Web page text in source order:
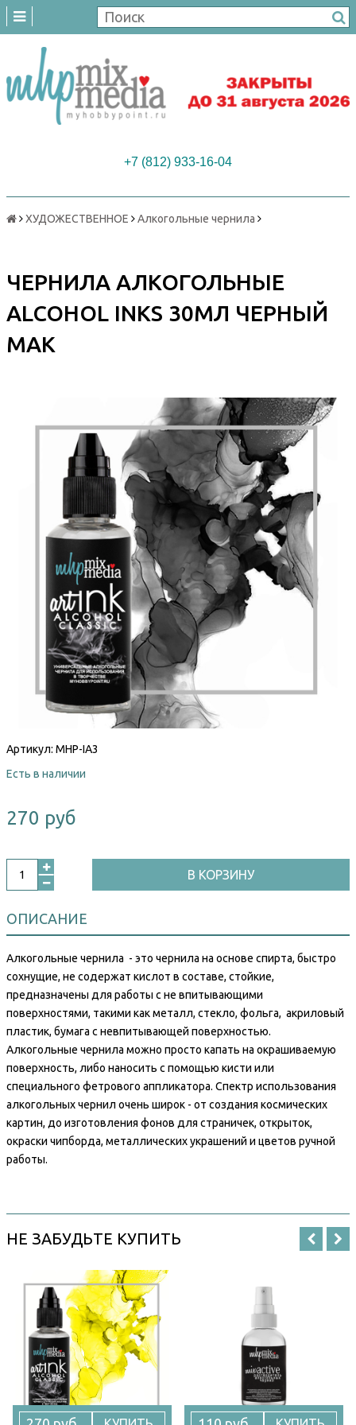
+7 (812) 933-16-04
ХУДОЖЕСТВЕННОЕ Алкогольные чернила
ЧЕРНИЛА АЛКОГОЛЬНЫЕ
ALCOHOL INKS 30МЛ ЧЕРНЫЙ
МАК
Артикул: MHP-IA3
Есть в наличии
270 руб
В КОРЗИНУ
ОПИСАНИЕ
Алкогольные чернила - это чернила на основе спирта, быстро
сохнущие, не содержат кислот в составе, стойкие,
предназначены для работы с не впитывающими
поверхностями, такими как металл, стекло, фольга, акриловый
пластик, бумага с невпитывающей поверхностью.
Алкогольные чернила можно просто капать на окрашиваемую
поверхность, либо наносить с помощью кисти или
специального фетрового аппликатора. Спектр использования
алкогольных чернил очень широк - от создания космических
картин, до изготовления фонов для страничек, открыток,
окраски чипборда, металлических украшений и цветов ручной
работы.
НЕ ЗАБУДЬТЕ КУПИТЬ